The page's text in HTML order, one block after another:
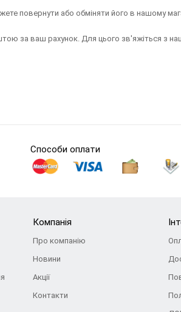
повернути або обміняти його в нашому
за ваш рахунок. Для цього зв'яжіться з
Способи оплати
Компанія
Про компанію
Новини
Акції
Контакти